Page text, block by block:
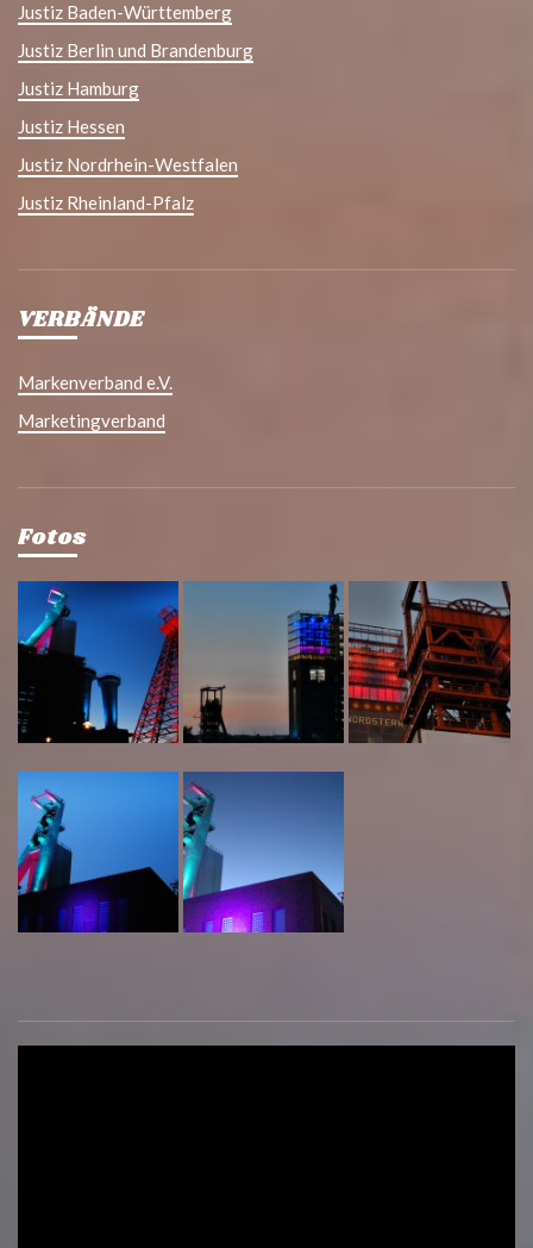
Justiz Baden-Württemberg
Justiz Berlin und Brandenburg
Justiz Hamburg
Justiz Hessen
Justiz Nordrhein-Westfalen
Justiz Rheinland-Pfalz
VERBÄNDE
Markenverband e.V.
Marketingverband
Fotos